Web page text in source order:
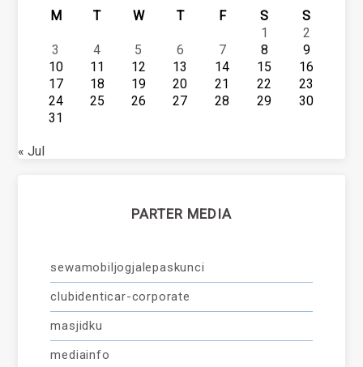
M T W T F S
S
1
2
3
4 5 6 7 8
9
10
11 12 13 14 15
16
17
18 19 20 21 22
23
24
25 26 27 28 29
30
31
« Jul
PARTER MEDIA
sewamobiljogjalepaskunci
clubidenticar-corporate
masjidku
mediainfo